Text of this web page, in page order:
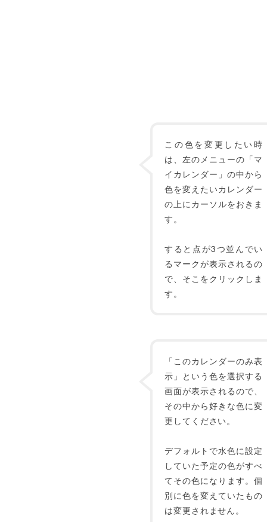
この色を変更したい時
は、左のメニューの「マ
イカレンダー」の中から
色を変えたいカレンダー
の上にカーソルをおきま
す。
すると点が3つ並んでい
るマークが表示されるの
で、そこをクリックしま
す。
「このカレンダーのみ表
示」という色を選択する
画面が表示されるので、
その中から好きな色に変
更してください。
デフォルトで水色に設定
していた予定の色がすべ
てその色になります。個
別に色を変えていたもの
は変更されません。